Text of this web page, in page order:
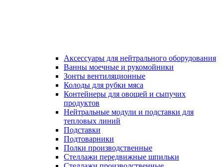
Аксессуары для нейтрального оборудования
Ванны моечные и рукомойники
Зонты вентиляционные
Колоды для рубки мяса
Контейнеры для овощей и сыпучих
продуктов
Нейтральные модули и подставки для
тепловых линий
Подставки
Подтоварники
Полки производственные
Стеллажи передвижные шпильки